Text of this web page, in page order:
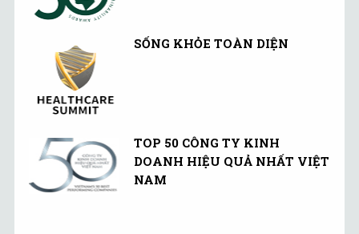
SỐNG KHỎE TOÀN DIỆN
TOP 50 CÔNG TY KINH
DOANH HIỆU QUẢ NHẤT VIỆT
NAM